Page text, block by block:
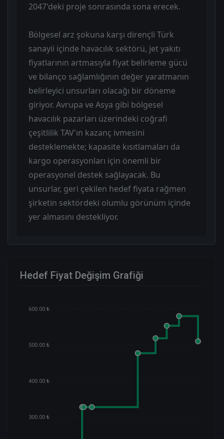
2047'deki proje sonrasında sona erecek.
Bölgesel arz şokuna karşı dirençli Türk
sanayii içinde havacılık sektörü, jet yakıtı
fiyatlarının artmasıyla fiyat belirleme gücü
ve bilanço sağlamlığının değer yaratmanın
belirleyici unsurları olacağı bir döneme
giriyor. Avrupa ve Asya gibi bölgesel
havacılık pazarları üzerindeki coğrafi
çeşitlilik TAV'ın kazanç ivmesini
desteklemekte; kapasite kısıtlamaları da
kargo operasyonları için önemli bir
operasyonel destek sağlayacak. Bu
unsurlar, geri çekilen hedef fiyata rağmen
şirketin sektördeki olumlu görünüm içinde
yer almasını destekliyor.
Hedef Fiyat Değişim Grafiği
600.00 ₺
500.00 ₺
400.00 ₺
300.00 ₺